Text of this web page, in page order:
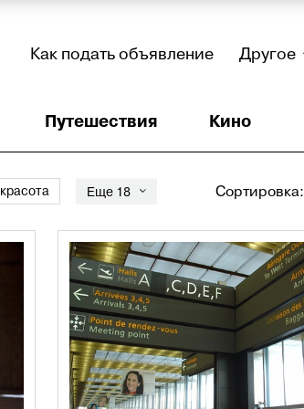
Как подать объявление Другое
Путешествия Кино
красота Еще 18 Сортировка: